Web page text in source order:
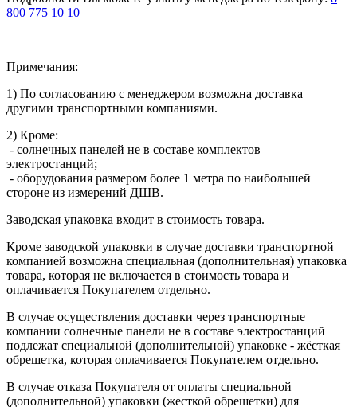
800 775 10 10
Примечания:
1) По согласованию с менеджером возможна доставка
другими транспортными компаниями.
2) Кроме:
- солнечных панелей не в составе комплектов
электростанций;
- оборудования размером более 1 метра по наибольшей
стороне из измерений ДШВ.
Заводская упаковка входит в стоимость товара.
Кроме заводской упаковки в случае доставки транспортной
компанией возможна специальная (дополнительная) упаковка
товара, которая не включается в стоимость товара и
оплачивается Покупателем отдельно.
В случае осуществления доставки через транспортные
компании солнечные панели не в составе электростанций
подлежат специальной (дополнительной) упаковке - жёсткая
обрешетка, которая оплачивается Покупателем отдельно.
В случае отказа Покупателя от оплаты специальной
(дополнительной) упаковки (жесткой обрешетки) для